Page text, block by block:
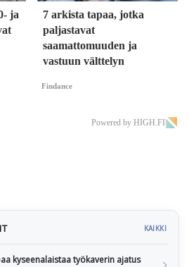
ja
7 arkista tapaa, jotka
paljastavat
saamattomuuden ja
vastuun välttelyn
Findance
Powered by HIGH.FI
KAIKKI
kyseenalaistaa työkaverin ajatus